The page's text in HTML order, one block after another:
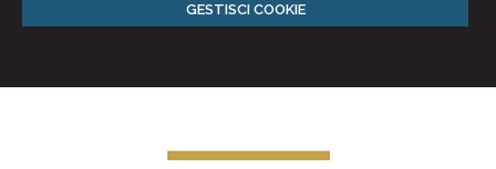
GESTISCI COOKIE